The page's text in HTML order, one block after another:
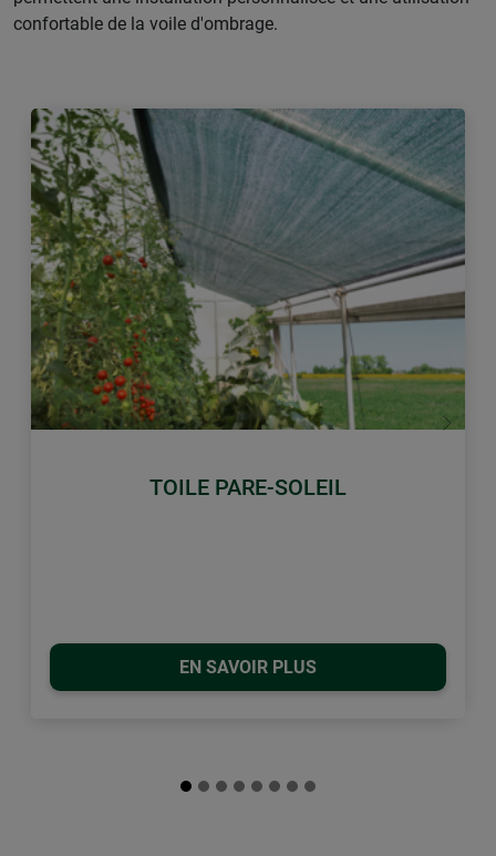
confortable de la voile d'ombrage.
TOILE PARE-SOLEIL
EN SAVOIR PLUS
retour